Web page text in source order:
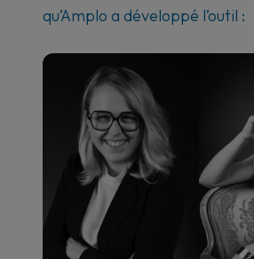
qu’Amplo a développé l’outil :